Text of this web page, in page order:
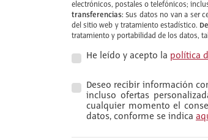
electrónicos, postales o telefónicos;
transferencias: Sus datos no van a ser
del sitio web y tratamiento estadístico.
tratamiento y portabilidad de los datos,
He leído y acepto la política
Deseo recibir información
incluso ofertas
cualquier momento el
datos, conforme se indica